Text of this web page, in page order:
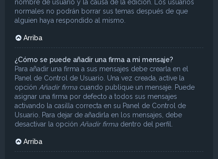
nombre de usuario y la causa de la edición. Los usuarios
normales no podrán borrar sus temas después de que
alguien haya respondido al mismo.
Arriba
¿Cómo se puede añadir una firma a mi mensaje?
Para añadir una firma a sus mensajes debe crearla en el
Panel de Control de Usuario. Una vez creada, active la
opción Añadir firma cuando publique un mensaje. Puede
asignar una firma por defecto a todos sus mensajes
activando la casilla correcta en su Panel de Control de
Usuario. Para dejar de añadirla en los mensajes, debe
desactivar la opción Añadir firma dentro del perfil.
Arriba